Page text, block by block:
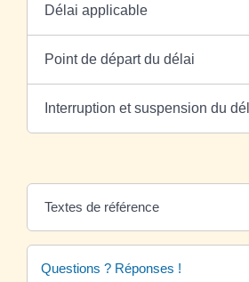
Délai applicable
Point de départ du délai
Interruption et suspension du
Textes de référence
Questions ? Réponses !